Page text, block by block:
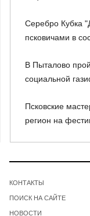
Серебро Кубка
псковичами в
В Пыталово
социальной
Псковские
регион на
КОНТАКТЫ
ПОИСК НА САЙТЕ
НОВОСТИ